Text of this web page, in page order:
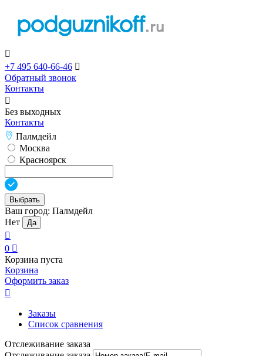

+7 495 640-66-46 
Обратный звонок
Контакты

Без выходных
Контакты
Палмдейл
Москва
Красноярск
Выбрать
Ваш город: Палмдейл
Нет
Да

0 
Корзина пуста
Корзина
Оформить заказ

Заказы
Список сравнения
Отслеживание заказа